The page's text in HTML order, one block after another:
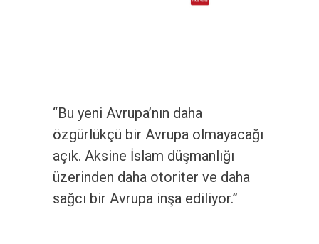
“Bu yeni Avrupa’nın daha
özgürlükçü bir Avrupa olmayacağı
açık. Aksine İslam düşmanlığı
üzerinden daha otoriter ve daha
sağcı bir Avrupa inşa ediliyor.”